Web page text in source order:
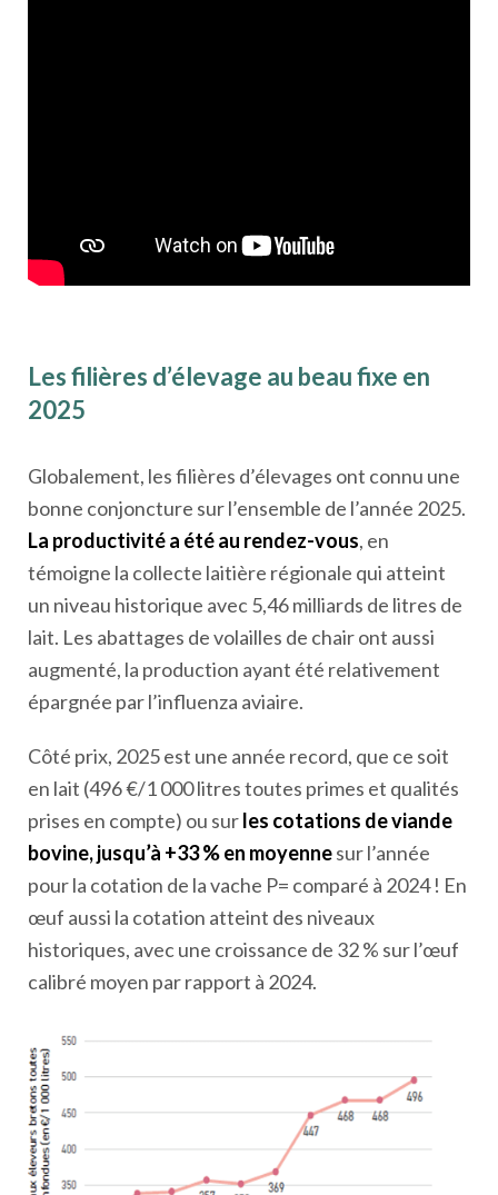
Les filières d’élevage au beau fixe en
2025
Globalement, les filières d’élevages ont connu une
bonne conjoncture sur l’ensemble de l’année 2025.
La productivité a été au rendez-vous, en
témoigne la collecte laitière régionale qui atteint
un niveau historique avec 5,46 milliards de litres de
lait. Les abattages de volailles de chair ont aussi
augmenté, la production ayant été relativement
épargnée par l’influenza aviaire.
Côté prix, 2025 est une année record, que ce soit
en lait (496 €/1 000 litres toutes primes et qualités
prises en compte) ou surles cotations de viande
bovine, jusqu’à +33 % en moyennesur l’année
pour la cotation de la vache P= comparé à 2024 ! En
œuf aussi la cotation atteint des niveaux
historiques, avec une croissance de 32 % sur l’œuf
calibré moyen par rapport à 2024.